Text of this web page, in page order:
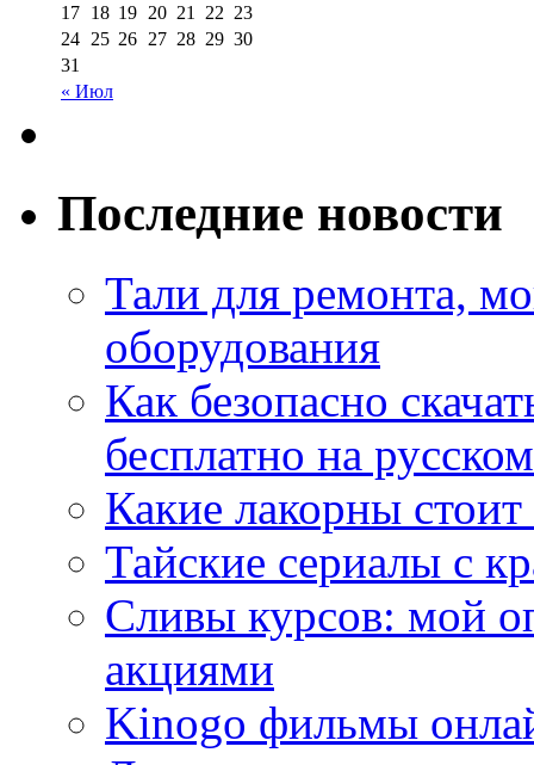
« Июл
17 18 19 20 21 22 23
24 25 26 27 28 29 30
31
Последние новости
Тали для ремонта,
оборудования
Как безопасно
бесплатно на
Какие лакорны
Тайские сериалы с
Сливы курсов: мой
акциями
Kinogo фильмы